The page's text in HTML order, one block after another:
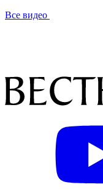
Все видео